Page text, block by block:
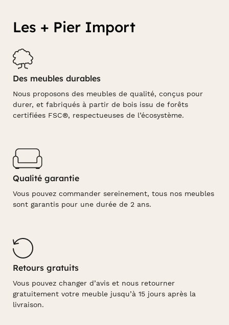
Les + Pier Import
Des meubles durables
Nous proposons des meubles de qualité, conçus pour
durer, et fabriqués à partir de bois issu de forêts
certifiées FSC®, respectueuses de l’écosystème.
Qualité garantie
Vous pouvez commander sereinement, tous nos meubles
sont garantis pour une durée de 2 ans.
Retours gratuits
Vous pouvez changer d’avis et nous retourner
gratuitement votre meuble jusqu’à 15 jours après la
livraison.